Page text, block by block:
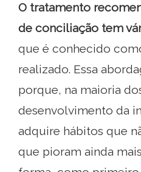
O tratamento
de conciliação tem
que é conhecido
realizado. Essa
porque, na maioria
desenvolvimento da
adquire hábitos que
que pioram ainda